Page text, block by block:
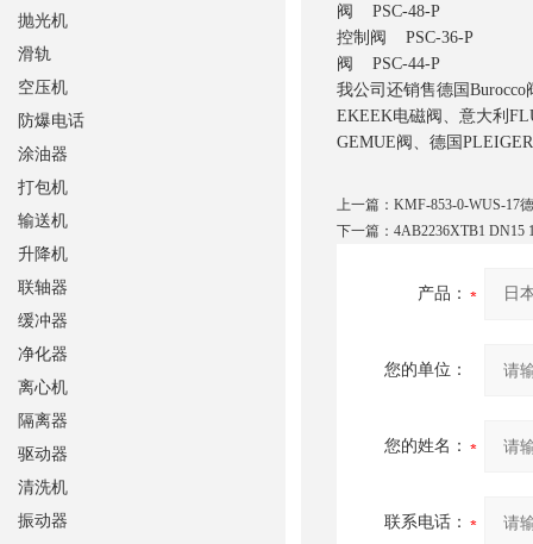
阀 PSC-48-P
控制阀 PSC-36-P
阀 PSC-44-P
我公司还销售德国
EKEEK电磁阀、意大利
GEMUE阀、德国
上一篇： KMF-853-0-WUS-17
下一篇： 4AB2236XTB1 DN15
产品：
您的单位：
您的姓名：
联系电话：
抛光机
滑轨
空压机
防爆电话
涂油器
打包机
输送机
升降机
联轴器
缓冲器
净化器
离心机
隔离器
驱动器
清洗机
振动器